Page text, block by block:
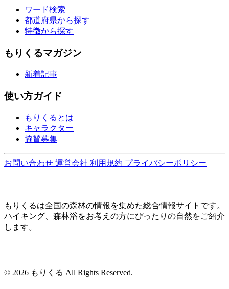
ワード検索
都道府県から探す
特徴から探す
もりくるマガジン
新着記事
使い方ガイド
もりくるとは
キャラクター
協賛募集
お問い合わせ 運営会社 利用規約 プライバシーポリシー
もりくるは全国の森林の情報を集めた総合情報サイトです。
ハイキング、森林浴をお考えの方にぴったりの自然をご紹介
します。
© 2026 もりくる All Rights Reserved.